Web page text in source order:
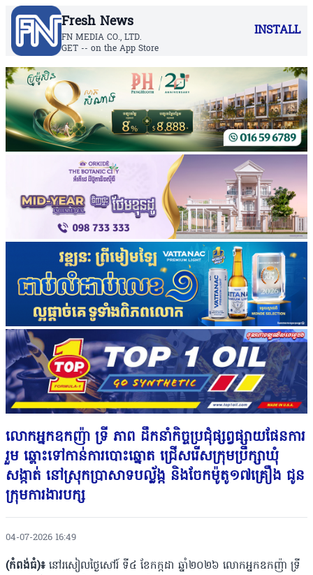
Fresh News
FN MEDIA CO., LTD.
GET -- on the App Store
INSTALL
លោកអ្នកឧកញ៉ា ទ្រី ភាព ដឹកនាំកិច្ចប្រជុំផ្សព្វផ្សាយផែនការ
រួម ឆ្ពោះទៅកាន់ការបោះឆ្នោត ជ្រើសរើសក្រុមប្រឹក្សាឃុំ
សង្កាត់ នៅស្រុកប្រាសាទបល្ល័ង្ក និងចែកម៉ូតូ១៧គ្រឿង ជូន
ក្រុមការងារបក្ស
04-07-2026 16:49
(កំពង់ធំ)៖ នៅរសៀលថ្ងៃសៅរ៍ ទី៤ ខែកក្កដា ឆ្នាំ២០២៦ លោកអ្នកឧកញ៉ា ទ្រី